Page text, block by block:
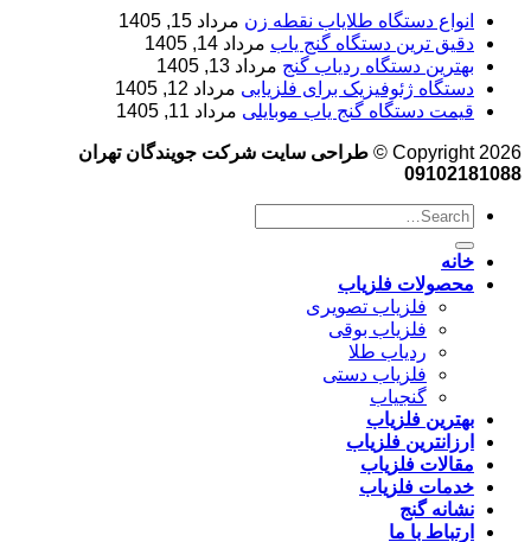
انواع دستگاه طلایاب نقطه زن مرداد 15, 1405
دقیق ترین دستگاه گنج یاب مرداد 14, 1405
بهترین دستگاه ردیاب گنج مرداد 13, 1405
دستگاه ژئوفیزیک برای فلزیابی مرداد 12, 1405
قیمت دستگاه گنج یاب موبایلی مرداد 11, 1405
Copyright 2026 ©
طراحی سایت شرکت جویندگان تهران
09102181088
خانه
محصولات فلزیاب
فلزیاب تصویری
فلزیاب بوقی
ردیاب طلا
فلزیاب دستی
گنجیاب
بهترین فلزیاب
ارزانترین فلزیاب
مقالات فلزیاب
خدمات فلزیاب
نشانه گنج
ارتباط با ما